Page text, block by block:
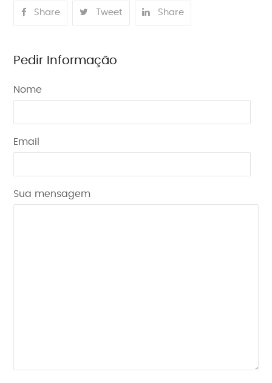
Share Tweet Share
Pedir Informação
Nome
Email
Sua mensagem